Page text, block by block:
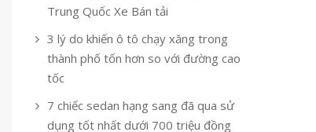
Trung Quốc Xe Bán tải
3 lý do khiến ô tô chạy xăng trong
thành phố tốn hơn so với đường cao
tốc
7 chiếc sedan hạng sang đã qua sử
dụng tốt nhất dưới 700 triệu đồng